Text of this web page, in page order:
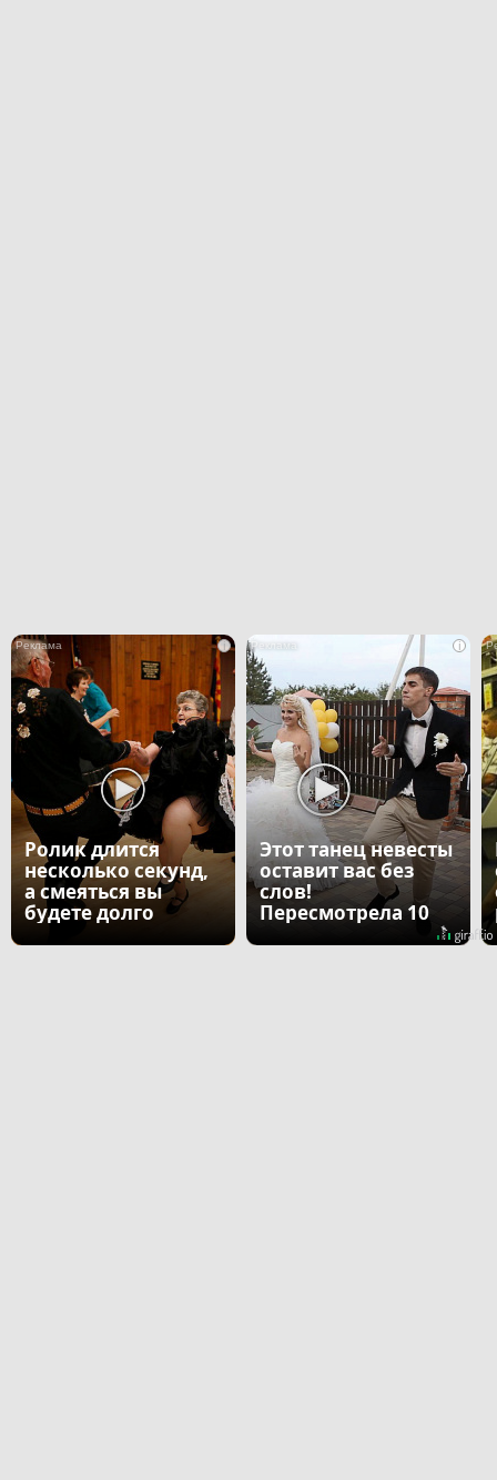
i
Ролик длится
несколько секунд,
а смеяться вы
будете долго
i
Этот танец невесты
оставит вас без
слов!
Пересмотрела 10